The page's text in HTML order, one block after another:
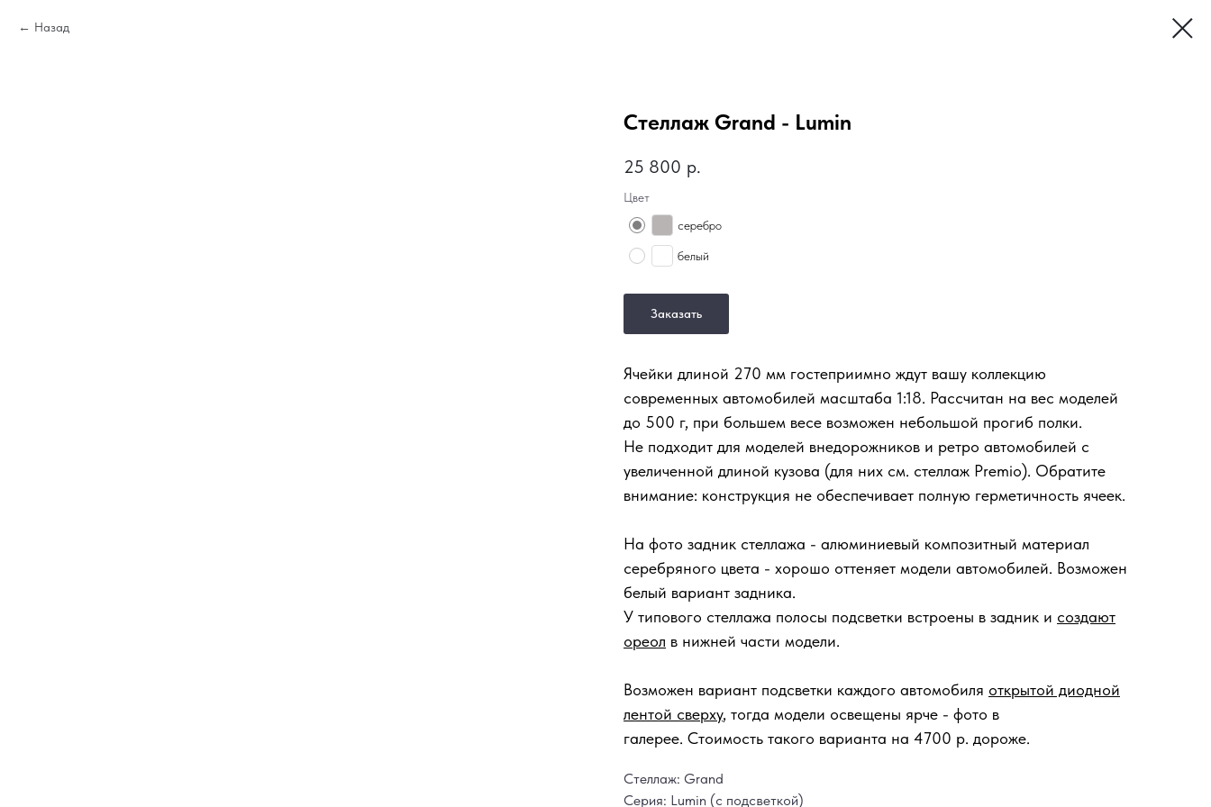
Назад
Стеллаж Grand - Lumin
25 800 р.
Цвет
серебро
белый
Заказать
Ячейки длиной 270 мм гостеприимно ждут вашу коллекцию
современных автомобилей масштаба 1:18. Расcчитан на вес моделей
до 500 г, при большем весе возможен небольшой прогиб полки.
Не подходит для моделей внедорожников и ретро автомобилей с
увеличенной длиной кузова (для них см. стеллаж Premio). Обратите
внимание: конструкция не обеспечивает полную герметичность ячеек.
На фото задник стеллажа - алюминиевый композитный материал
серебряного цвета - хорошо оттеняет модели автомобилей. Возможен
белый вариант задника.
У типового стеллажа полосы подсветки встроены в задник и создают
ореол в нижней части модели.
Возможен вариант подсветки каждого автомобиля открытой диодной
лентой сверху, тогда модели освещены ярче - фото в
галерее. Стоимость такого варианта на 4700 р. дороже.
Стеллаж: Grand
Серия: Lumin (с подсветкой)